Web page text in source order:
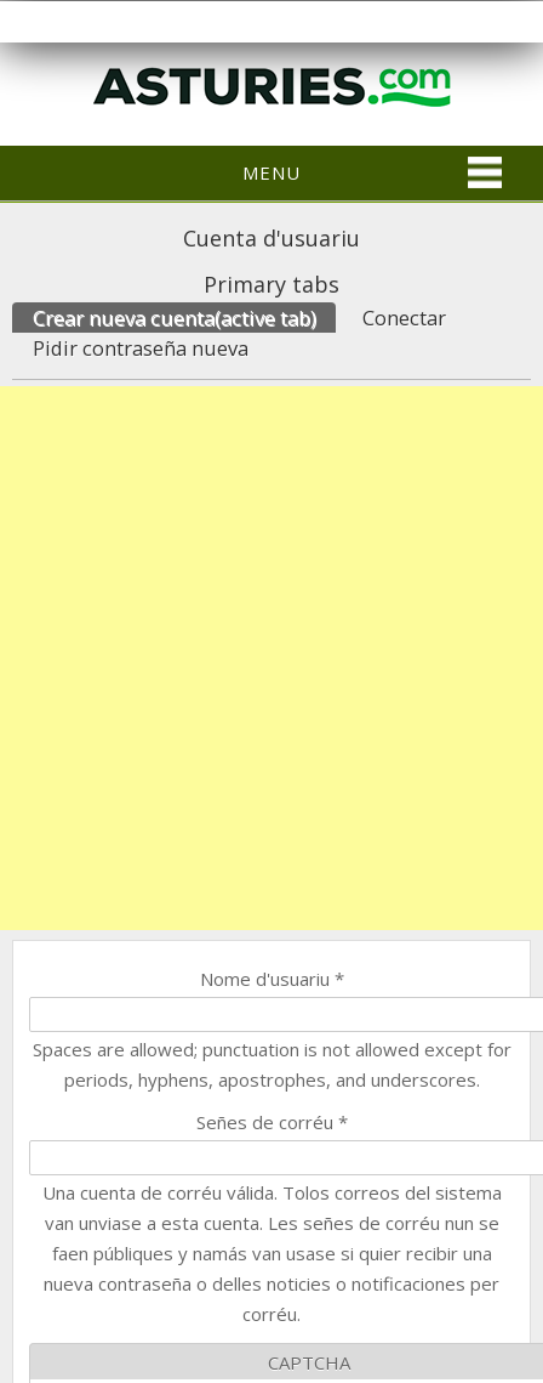
MENU
Cuenta d'usuariu
Primary tabs
Crear nueva cuenta(active tab)
Conectar
Pidir contraseña nueva
Nome d'usuariu *
Spaces are allowed; punctuation is not allowed except for
periods, hyphens, apostrophes, and underscores.
Señes de corréu *
Una cuenta de corréu válida. Tolos correos del sistema
van unviase a esta cuenta. Les señes de corréu nun se
faen públiques y namás van usase si quier recibir una
nueva contraseña o delles noticies o notificaciones per
corréu.
CAPTCHA